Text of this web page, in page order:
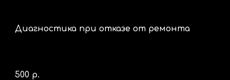
Диагностика при отказе от ремонта
500 р.